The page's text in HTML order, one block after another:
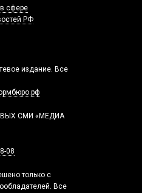
издание. Все
СМИ «МЕДИА
08
только с
Все
сфере
РФ